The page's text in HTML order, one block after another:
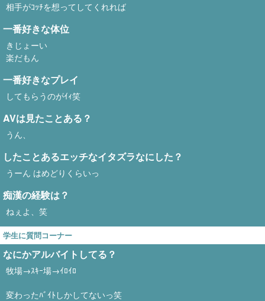
相手がｺｯﾁを想ってしてくれれば
一番好きな体位
きじょーい
楽だもん
一番好きなプレイ
してもらうのがｲｨ笑
AVは見たことある？
うん、
したことあるエッチなイタズラなにした？
うーん はめどりくらいっ
痴漢の経験は？
ねぇよ、笑
学生に質問コーナー
なにかアルバイトしてる？
牧場→ｽｷｰ場→ｲﾛｲﾛ
変わったﾊﾞｲﾄしかしてないっ笑